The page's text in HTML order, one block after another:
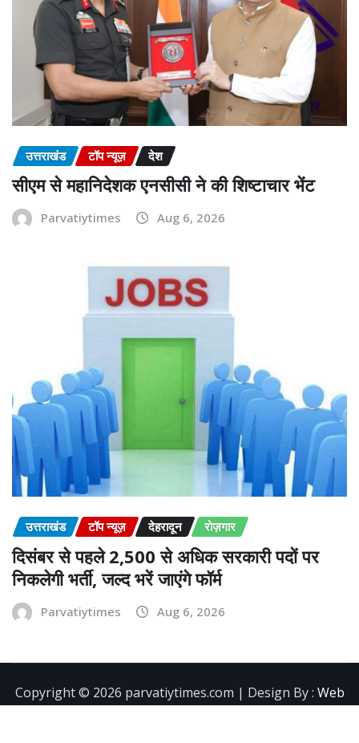
उत्तराखंड टॉप न्यूज़ देश
सीएम से महानिदेशक एनसीसी ने की शिष्टाचार भेंट
Parvatiytimes Aug 6, 2026
उत्तराखंड टॉप न्यूज़ देहरादून रोज़गार
दिसंबर से पहले 2,500 से अधिक सरकारी पदों पर
निकलेगी भर्ती, जल्द भरें जाएंगे फॉर्म
Parvatiytimes Aug 6, 2026
Copyright ©️ 2026 parvatiytimes.com | Design By : Web